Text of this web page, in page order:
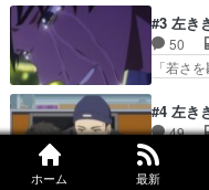
ホーム 最新
ーにな
てもこ
るか。
聴お願
ました
クトに
けど前
た原因
芸術点
漫画の方
#3 左き
50
「若さ
さんが
んも神
谷が放
くても
なれて
#4 左き
49
本当の
た急に